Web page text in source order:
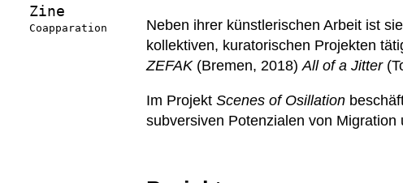
Zine
Coapparation
Neben ihrer künstlerischen Arbeit ist
kollektiven, kuratorischen Projekten
ZEFAK (Bremen, 2018)All of a Jitter
Im Projekt Scenes of Osillation
subversiven Potenzialen von Migration